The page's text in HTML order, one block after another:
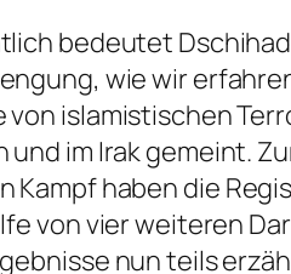
bedeutet
wie wir
von islamistischen
und im Irak gemeint.
Kampf haben die
von vier weiteren
nun teils